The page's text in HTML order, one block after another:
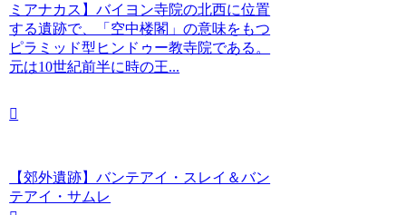
ミアナカス】バイヨン寺院の北西に位置
する遺跡で、「空中楼閣」の意味をもつ
ピラミッド型ヒンドゥー教寺院である。
元は10世紀前半に時の王...
【郊外遺跡】バンテアイ・スレイ＆バン
テアイ・サムレ